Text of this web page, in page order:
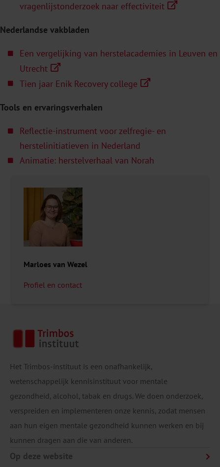
Marloes van Wezel
Profiel en contact
vragenlijstonderzoek naar effectiviteit
Nederlandse vakbladen
Een vergelijking van herstelacademies in Leuven en
Utrecht
Tien jaar Enik Recovery college
Tools en ervaringsverhalen
Reflectie-instrument voor zelfregie- en
herstelinitiatieven in Nederland
Animatie: herstelverhaal van Norah
Het Trimbos-instituut is een onafhankelijk,
wetenschappelijk kennisinstituut voor mentale
gezondheid, alcohol, tabak en drugs. We doen onderzoek,
verspreiden en implementeren onze kennis, zodat mensen
aan hun eigen mentale gezondheid kunnen werken en bij
kunnen dragen aan die van anderen.
Op deze website